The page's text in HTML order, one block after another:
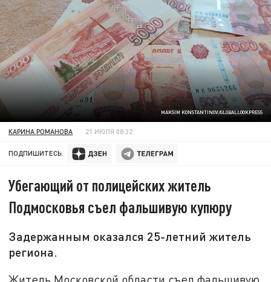
MAKSIM KONSTANTINOV/GLOBALLOOKPRESS
КАРИНА РОМАНОВА 21 ИЮЛЯ 08:32
ПОДПИШИТЕСЬ:
Убегающий от полицейских житель
Подмосковья съел фальшивую купюру
Задержанным оказался 25-летний житель
региона.
Житель Московской области съел фальшивую